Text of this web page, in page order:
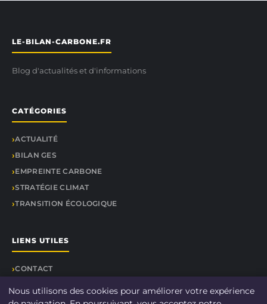
LE-BILAN-CARBONE.FR
Blog d'actualités et d'informations
CATÉGORIES
ACTUALITÉ
BILAN GES
EMPREINTE CARBONE
STRATÉGIE CLIMAT
TRANSITION ÉCOLOGIQUE
LIENS UTILES
CONTACT
Nous utilisons des cookies pour améliorer votre expérience